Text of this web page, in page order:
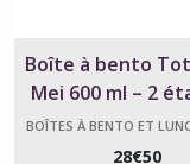
Boîte à bento
Mei 600 ml – 2
Ghibli
BOÎTES À BENTO ET
28€50